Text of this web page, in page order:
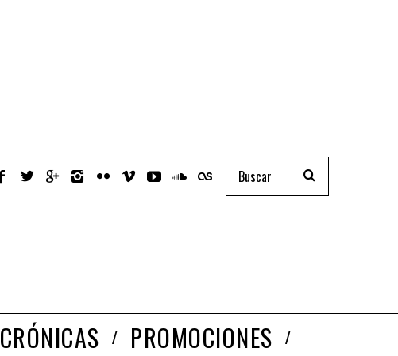
CRÓNICAS PROMOCIONES